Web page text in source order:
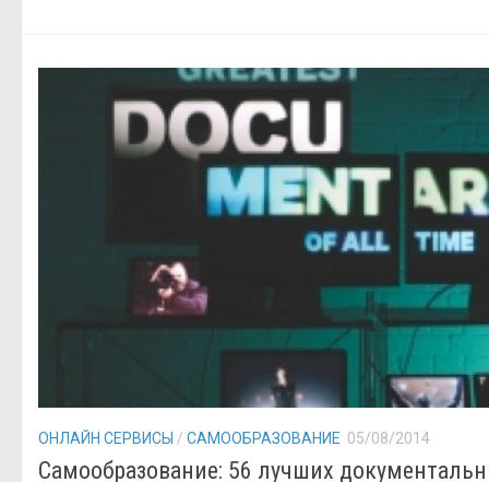
ОНЛАЙН СЕРВИСЫ / САМООБРАЗОВАНИЕ 05/08/2014
Самообразование: 56 лучших